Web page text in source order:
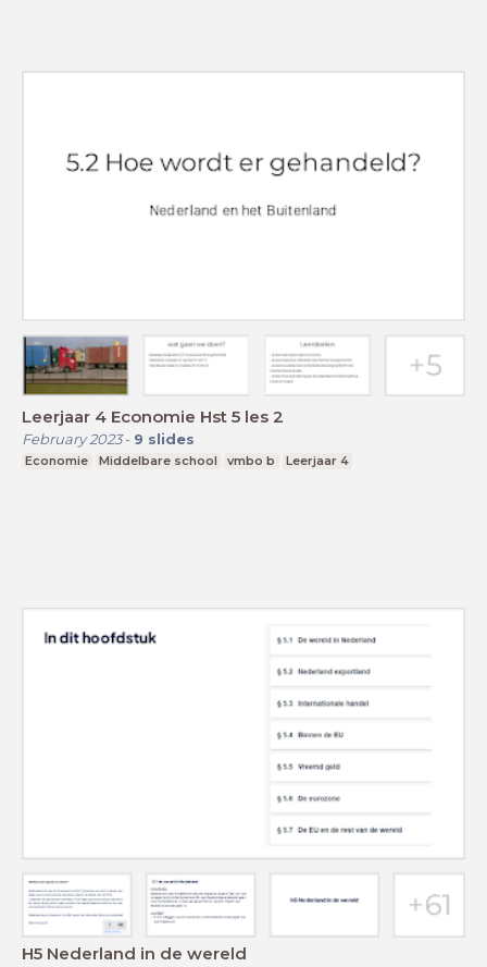
Leerjaar 4 Economie Hst 5 les 2
February 2023- 9 slides
Economie Middelbare school vmbo b Leerjaar 4
H5 Nederland in de wereld